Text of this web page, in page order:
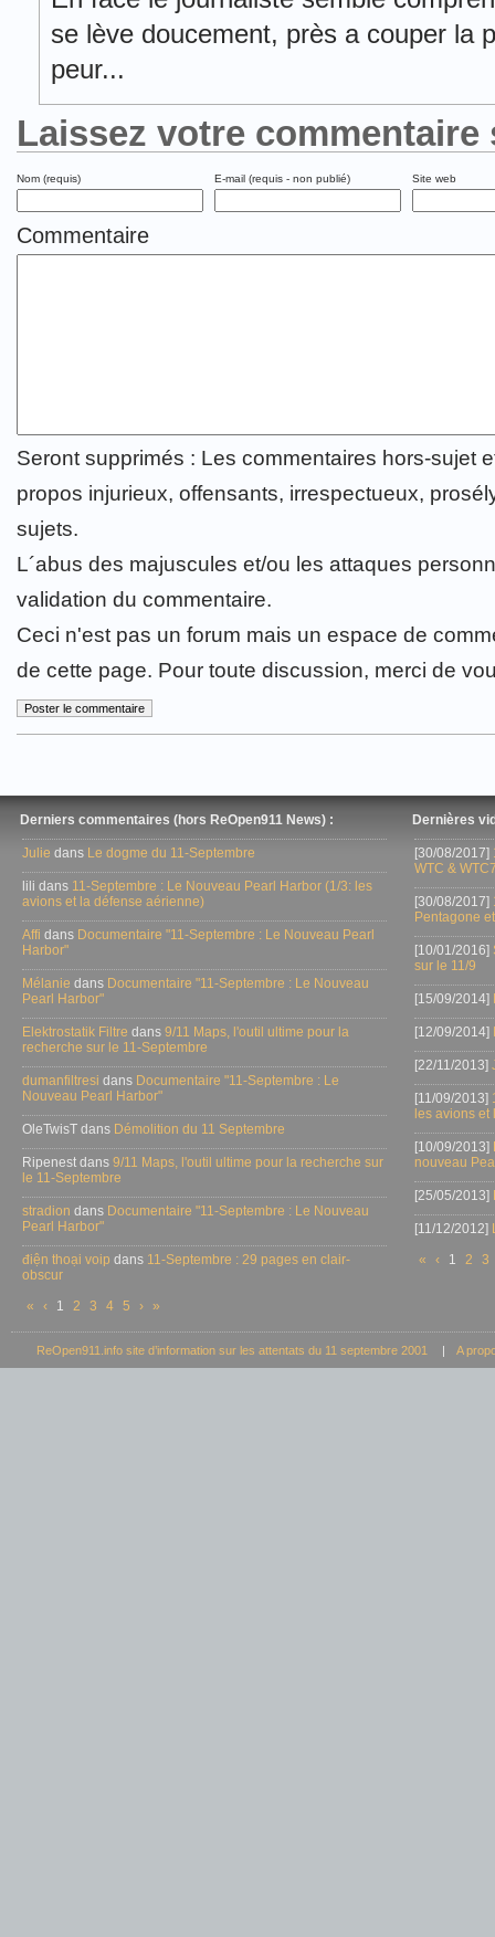
se lève doucement, près a couper la
peur...
Laissez votre commentaire
Nom (requis) E-mail (requis - non publié) Site web
Commentaire
Seront supprimés : Les commentaires hors-sujet
propos injurieux, offensants, irrespectueux,
sujets.
L´abus des majuscules et/ou les attaques
validation du commentaire.
Ceci n'est pas un forum mais un espace de
de cette page. Pour toute discussion, merci de
Derniers commentaires (hors ReOpen911 News) :
Julie dans Le dogme du 11-Septembre
lili dans 11-Septembre : Le Nouveau Pearl Harbor (1/3: les
avions et la défense aérienne)
Affi dans Documentaire "11-Septembre : Le Nouveau Pearl
Harbor"
Mélanie dans Documentaire "11-Septembre : Le Nouveau
Pearl Harbor"
Elektrostatik Filtre dans 9/11 Maps, l'outil ultime pour la
recherche sur le 11-Septembre
dumanfiltresi dans Documentaire "11-Septembre : Le
Nouveau Pearl Harbor"
OleTwisT dans Démolition du 11 Septembre
Ripenest dans 9/11 Maps, l'outil ultime pour la recherche sur
le 11-Septembre
stradion dans Documentaire "11-Septembre : Le Nouveau
Pearl Harbor"
điện thoại voip dans 11-Septembre : 29 pages en clair-
obscur
«
‹ 1 2 3 4 5 › »
Dernières
[30/08/2017]
WTC &
[30/08/2017]
Pentagone
[10/01/2016]
sur le 11/9
[15/09/2014]
[12/09/2014]
[22/11/2013]
[11/09/2013]
les avions
[10/09/2013]
nouveau
[25/05/2013]
[11/12/2012]
«
‹ 1 2 3
ReOpen911.info site d’information sur les attentats du 11 septembre 2001 | A